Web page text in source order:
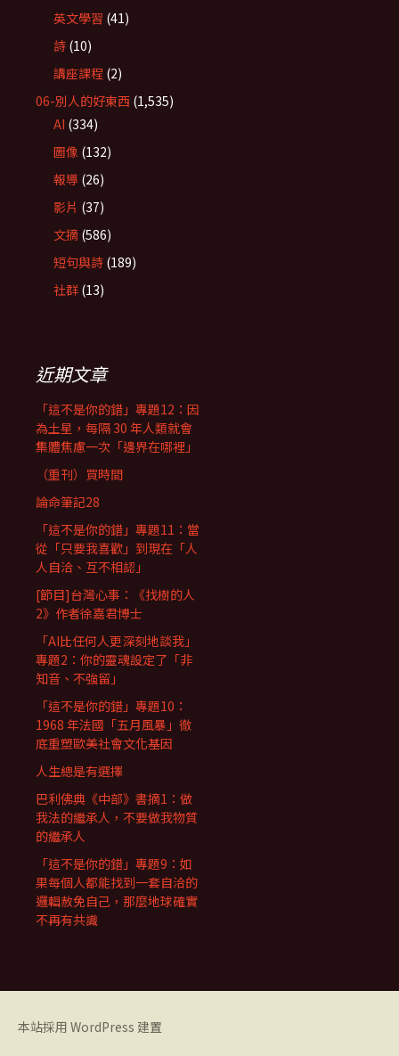
英文學習 (41)
詩 (10)
講座課程 (2)
06-別人的好東西 (1,535)
AI (334)
圖像 (132)
報導 (26)
影片 (37)
文摘 (586)
短句與詩 (189)
社群 (13)
近期文章
「這不是你的錯」專題12：因
為土星，每隔 30 年人類就會
集體焦慮一次「邊界在哪裡」
（重刊）買時間
論命筆記28
「這不是你的錯」專題11：當
從「只要我喜歡」到現在「人
人自洽、互不相認」
[節目]台灣心事：《找樹的人
2》作者徐嘉君博士
「AI比任何人更深刻地談我」
專題2：你的靈魂設定了「非
知音、不強留」
「這不是你的錯」專題10：
1968 年法國「五月風暴」徹
底重塑歐美社會文化基因
人生總是有選擇
巴利佛典《中部》書摘1：做
我法的繼承人，不要做我物質
的繼承人
「這不是你的錯」專題9：如
果每個人都能找到一套自洽的
邏輯赦免自己，那麼地球確實
不再有共識
本站採用 WordPress 建置